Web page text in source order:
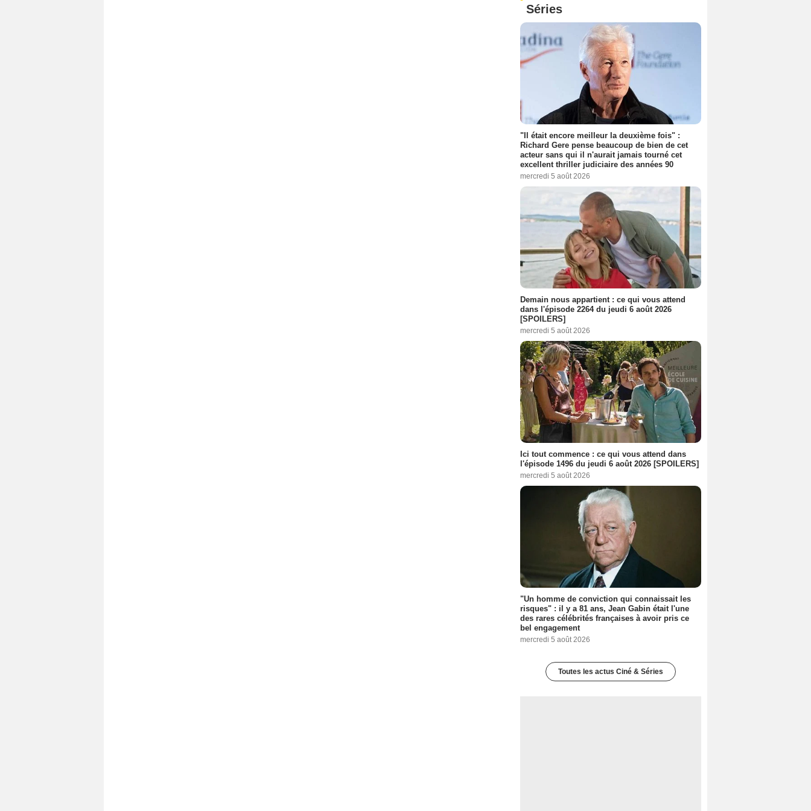
Séries
"Il était encore meilleur la deuxième fois" :
Richard Gere pense beaucoup de bien de cet
acteur sans qui il n'aurait jamais tourné cet
excellent thriller judiciaire des années 90
mercredi 5 août 2026
Demain nous appartient : ce qui vous attend
dans l'épisode 2264 du jeudi 6 août 2026
[SPOILERS]
mercredi 5 août 2026
Ici tout commence : ce qui vous attend dans
l'épisode 1496 du jeudi 6 août 2026 [SPOILERS]
mercredi 5 août 2026
"Un homme de conviction qui connaissait les
risques" : il y a 81 ans, Jean Gabin était l'une
des rares célébrités françaises à avoir pris ce
bel engagement
mercredi 5 août 2026
Toutes les actus Ciné & Séries